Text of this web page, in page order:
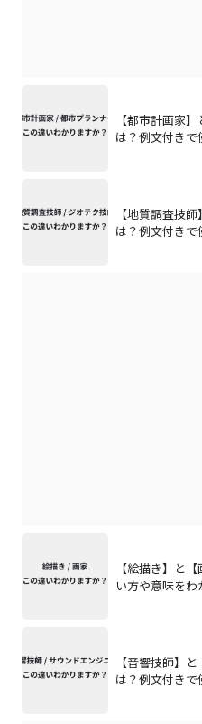
【都市計画家
は？例文付き
【地質調査技
は？例文付き
【絵描き】と
い方や意味を
【音響技師】
は？例文付き